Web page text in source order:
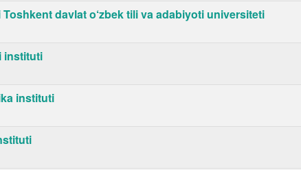
davlat o‘zbek tili va adabiyoti universiteti
instituti
instituti